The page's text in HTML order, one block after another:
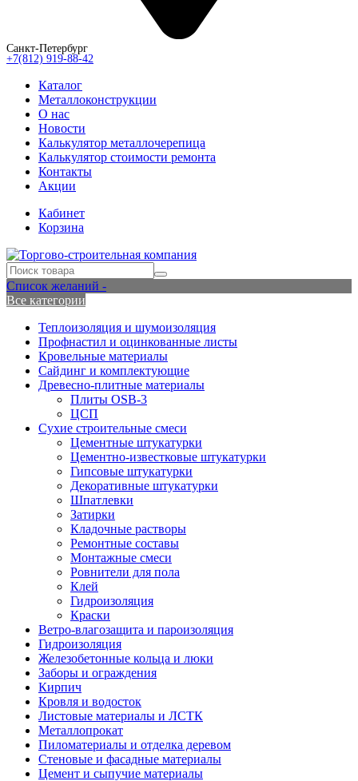
Санкт-Петербург
+7(812) 919-88-42
Каталог
Металлоконструкции
О нас
Новости
Калькулятор металлочерепица
Калькулятор стоимости ремонта
Контакты
Акции
Кабинет
Корзина
Список желаний -
Все категории
Теплоизоляция и шумоизоляция
Профнастил и оцинкованные листы
Кровельные материалы
Сайдинг и комплектующие
Древесно-плитные материалы
Плиты OSB-3
ЦСП
Сухие строительные смеси
Цементные штукатурки
Цементно-известковые штукатурки
Гипсовые штукатурки
Декоративные штукатурки
Шпатлевки
Затирки
Кладочные растворы
Ремонтные составы
Монтажные смеси
Ровнители для пола
Клей
Гидроизоляция
Краски
Ветро-влагозащита и пароизоляция
Гидроизоляция
Железобетонные кольца и люки
Заборы и ограждения
Кирпич
Кровля и водосток
Листовые материалы и ЛСТК
Металлопрокат
Пиломатериалы и отделка деревом
Стеновые и фасадные материалы
Цемент и сыпучие материалы